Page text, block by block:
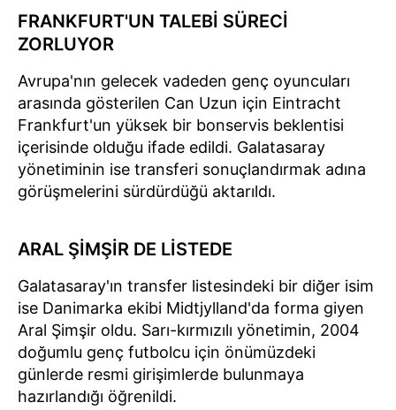
FRANKFURT'UN TALEBİ SÜRECİ
ZORLUYOR
Avrupa'nın gelecek vadeden genç oyuncuları
arasında gösterilen Can Uzun için Eintracht
Frankfurt'un yüksek bir bonservis beklentisi
içerisinde olduğu ifade edildi. Galatasaray
yönetiminin ise transferi sonuçlandırmak adına
görüşmelerini sürdürdüğü aktarıldı.
ARAL ŞİMŞİR DE LİSTEDE
Galatasaray'ın transfer listesindeki bir diğer isim
ise Danimarka ekibi Midtjylland'da forma giyen
Aral Şimşir oldu. Sarı-kırmızılı yönetimin, 2004
doğumlu genç futbolcu için önümüzdeki
günlerde resmi girişimlerde bulunmaya
hazırlandığı öğrenildi.